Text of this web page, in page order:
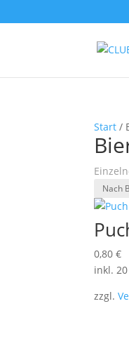
Start /
0,80€
inkl.
zzgl.